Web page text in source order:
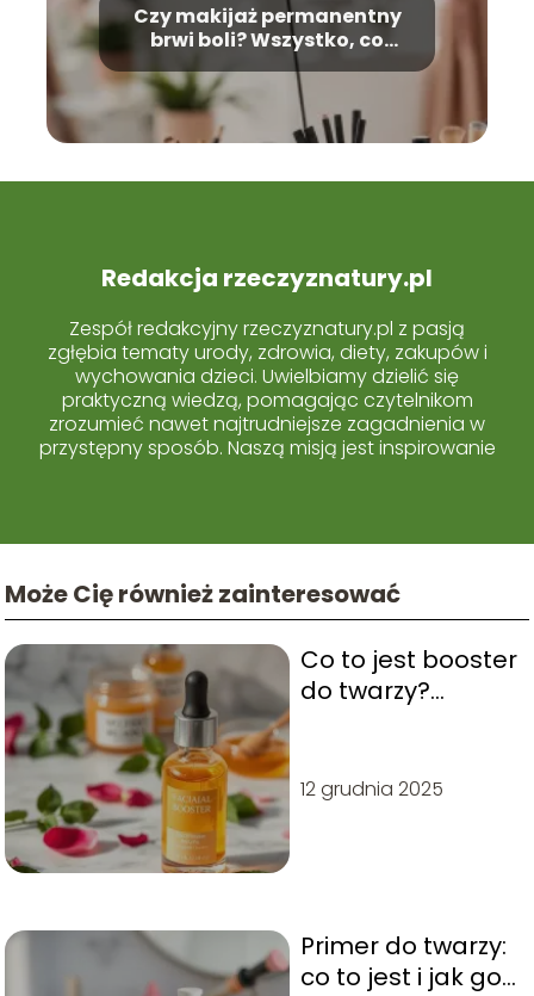
Czy makijaż permanentny
brwi boli? Wszystko, co
musisz wiedzieć
Redakcja rzeczyznatury.pl
Zespół redakcyjny rzeczyznatury.pl z pasją
zgłębia tematy urody, zdrowia, diety, zakupów i
wychowania dzieci. Uwielbiamy dzielić się
praktyczną wiedzą, pomagając czytelnikom
zrozumieć nawet najtrudniejsze zagadnienia w
przystępny sposób. Naszą misją jest inspirowanie
Może Cię również zainteresować
Co to jest booster
do twarzy?
12 grudnia 2025
Primer do twarzy:
co to jest i jak go